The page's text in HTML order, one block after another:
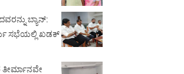
ಬ್ಯಾನ್:
ಸಭೆಯಲ್ಲಿ ಖಡಕ್
ತೀರ್ಮಾನವೇ